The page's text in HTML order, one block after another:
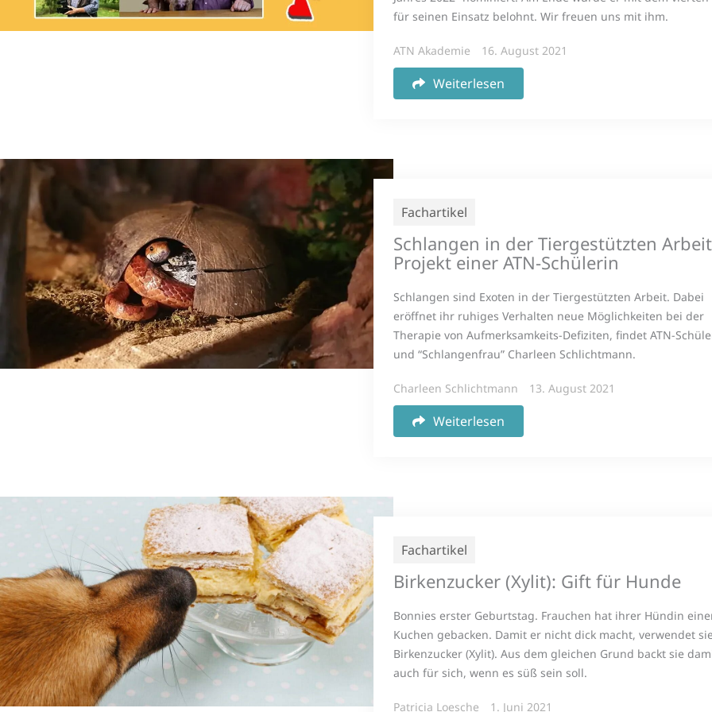
für seinen Einsatz belohnt. Wir freuen uns mit ihm.
ATN Akademie 16. August 2021
Weiterlesen
Fachartikel
Schlangen in der Tiergestützten
Projekt einer ATN-Schülerin
Schlangen sind Exoten in der Tiergestützten Arbeit. Dabei
eröffnet ihr ruhiges Verhalten neue Möglichkeiten bei der
Therapie von Aufmerksamkeits-Defiziten, findet ATN-
und “Schlangenfrau” Charleen Schlichtmann.
Charleen Schlichtmann 13. August 2021
Weiterlesen
Fachartikel
Birkenzucker (Xylit): Gift für Hunde
Bonnies erster Geburtstag. Frauchen hat ihrer Hündin
Kuchen gebacken. Damit er nicht dick macht, verwendet sie
Birkenzucker (Xylit). Aus dem gleichen Grund backt sie
auch für sich, wenn es süß sein soll.
Patricia Loesche 1. Juni 2021